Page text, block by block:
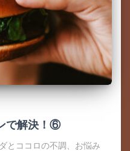
で解決！⑥
とココロの不調、お悩み